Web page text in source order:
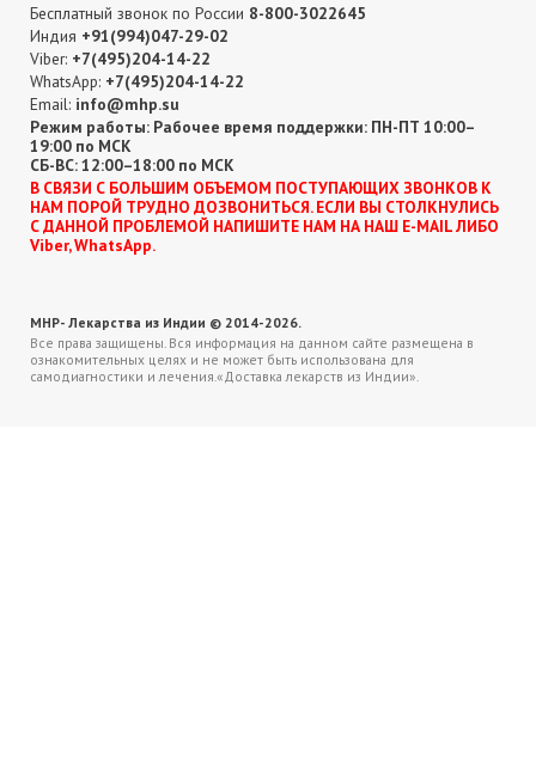
Бесплатный звонок по России 8-800-3022645
Индия +91(994)047-29-02
Viber: +7(495)204-14-22
WhatsApp: +7(495)204-14-22
Email: info@mhp.su
Режим работы: Рабочее время поддержки: ПН-ПТ 10:00–
19:00 по МСК
СБ-ВС: 12:00–18:00 по МСК
В CВЯЗИ С БОЛЬШИМ ОБЪЕМОМ ПОСТУПАЮЩИХ ЗВОНКОВ К
НАМ ПОРОЙ ТРУДНО ДОЗВОНИТЬСЯ. ЕСЛИ ВЫ СТОЛКНУЛИСЬ
С ДАННОЙ ПРОБЛЕМОЙ НАПИШИТЕ НАМ НА НАШ E-MAIL ЛИБО
Viber, WhatsApp.
MHP- Лекарства из Индии © 2014-2026.
Все права защищены. Вся информация на данном сайте размещена в
ознакомительных целях и не может быть использована для
самодиагностики и лечения.«Доставка лекарств из Индии».